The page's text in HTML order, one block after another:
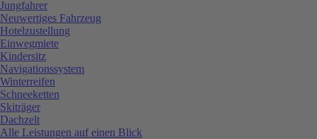
Jungfahrer
Neuwertiges Fahrzeug
Hotelzustellung
Einwegmiete
Kindersitz
Navigationssystem
Winterreifen
Schneeketten
Skiträger
Dachzelt
Alle Leistungen auf einen Blick